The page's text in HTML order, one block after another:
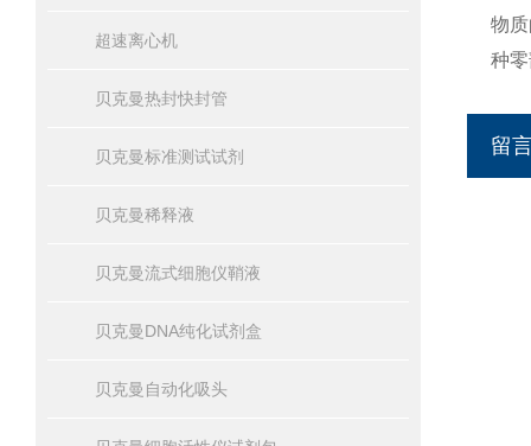
超速离心机
贝克曼热封快封管
贝克曼标准测试试剂
贝克曼稀释液
贝克曼流式细胞仪鞘液
贝克曼DNA纯化试剂盒
贝克曼自动化吸头
物
种
留